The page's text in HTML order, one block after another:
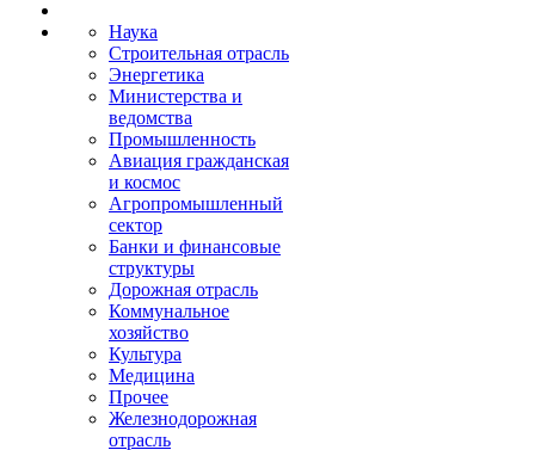
Наука
Строительная отрасль
Энергетика
Министерства и
ведомства
Промышленность
Авиация гражданская
и космос
Агропромышленный
сектор
Банки и финансовые
структуры
Дорожная отрасль
Коммунальное
хозяйство
Культура
Медицина
Прочее
Железнодорожная
отрасль